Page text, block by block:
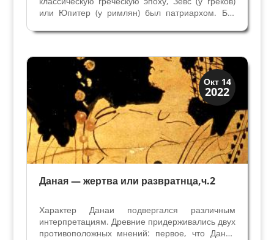
или Юпитер (у римлян) был патриархом. Бог
для римлян. Литературные свидетельства
приключениях – Юпитер...
Окт 14
2022
История
Мифы и Библия
Даная — жертва или развратнца,ч.2
Характер Данаи подвергался различным
интерпретациям. Древние придерживались двух
противоположных мнений: первое, что Даная